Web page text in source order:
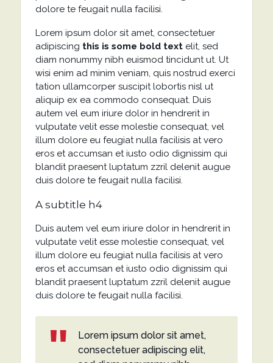
dolore te feugait nulla facilisi.
Lorem ipsum dolor sit amet, consectetuer
adipiscing this is some bold textelit, sed
diam nonummy nibh euismod tincidunt ut. Ut
wisi enim ad minim veniam, quis nostrud exerci
tation ullamcorper suscipit lobortis nisl ut
aliquip ex ea commodo consequat. Duis
autem vel eum iriure dolor in hendrerit in
vulputate velit esse molestie consequat, vel
illum dolore eu feugiat nulla facilisis at vero
eros et accumsan et iusto odio dignissim qui
blandit praesent luptatum zzril delenit augue
duis dolore te feugait nulla facilisi.
A subtitle h4
Duis autem vel eum iriure dolor in hendrerit in
vulputate velit esse molestie consequat, vel
illum dolore eu feugiat nulla facilisis at vero
eros et accumsan et iusto odio dignissim qui
blandit praesent luptatum zzril delenit augue
duis dolore te feugait nulla facilisi.
Lorem ipsum dolor sit amet,
consectetuer adipiscing elit,